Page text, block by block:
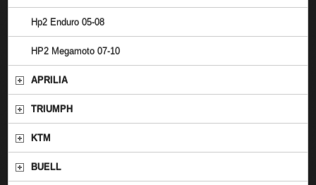
Hp2 Enduro 05-08
HP2 Megamoto 07-10
APRILIA
TRIUMPH
KTM
BUELL